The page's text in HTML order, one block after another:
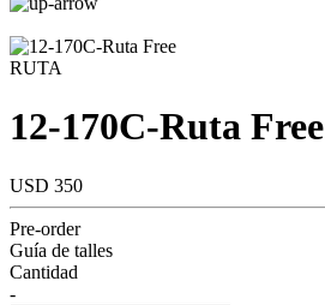
RUTA
12-170C-Ruta Free
USD 350
Pre-order
Guía de talles
Cantidad
-